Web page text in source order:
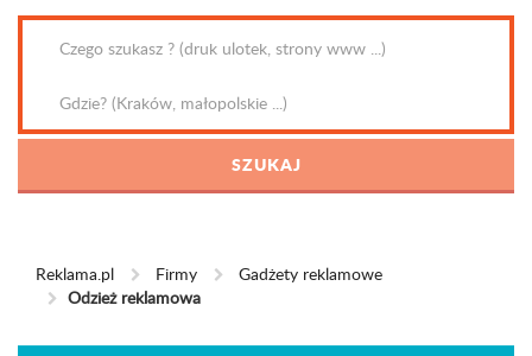
Reklama.pl Firmy
Gadżety reklamowe
Odzież reklamowa